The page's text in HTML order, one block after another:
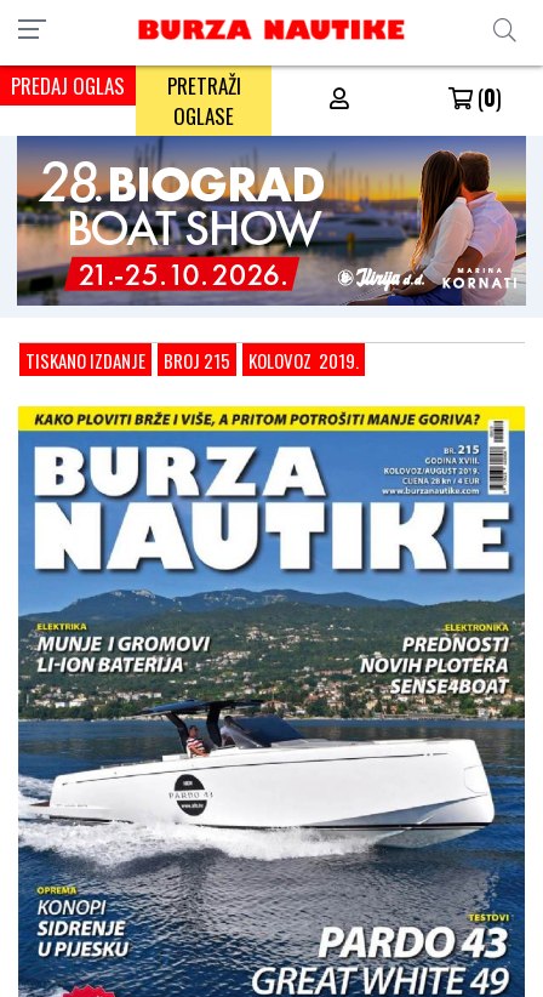
PREDAJ OGLAS
PRETRAŽI
OGLASE
(0)
TISKANO IZDANJE BROJ 215 KOLOVOZ 2019.